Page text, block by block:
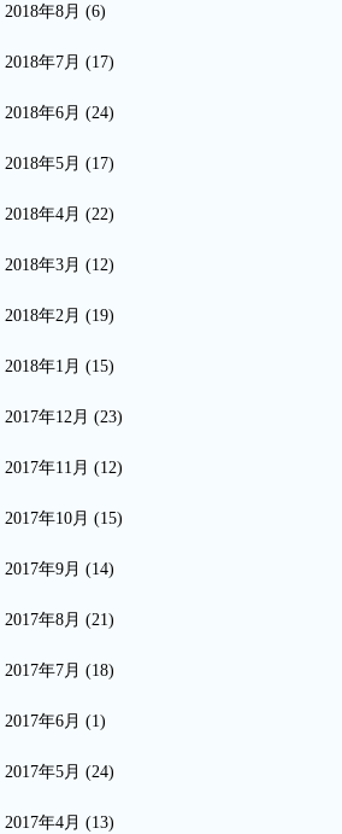
2018年8月 (6)
2018年7月 (17)
2018年6月 (24)
2018年5月 (17)
2018年4月 (22)
2018年3月 (12)
2018年2月 (19)
2018年1月 (15)
2017年12月 (23)
2017年11月 (12)
2017年10月 (15)
2017年9月 (14)
2017年8月 (21)
2017年7月 (18)
2017年6月 (1)
2017年5月 (24)
2017年4月 (13)